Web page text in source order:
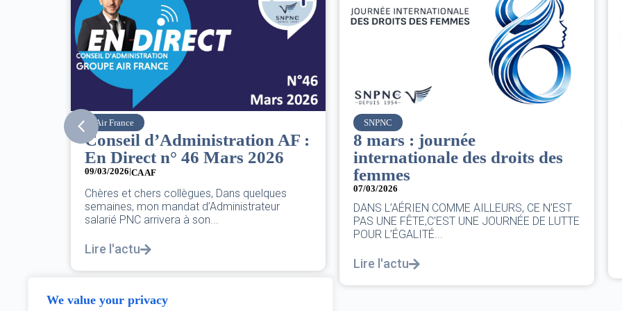
We value your privacy
SNPNC
8 mars : journée
internationale des droits des
femmes
07/03/2026
DANS L’AÉRIEN COMME AILLEURS, CE N’EST
PAS UNE FÊTE,C’EST UNE JOURNÉE DE LUTTE
Air France
Le Conseil d’administration
du groupe AF : Qui, Quoi,
Comment ?
06/03/2026
Le Conseil, ce sont 11 personnes, il se réunit
au moins une fois chaque trimestre...
Lire l'actu